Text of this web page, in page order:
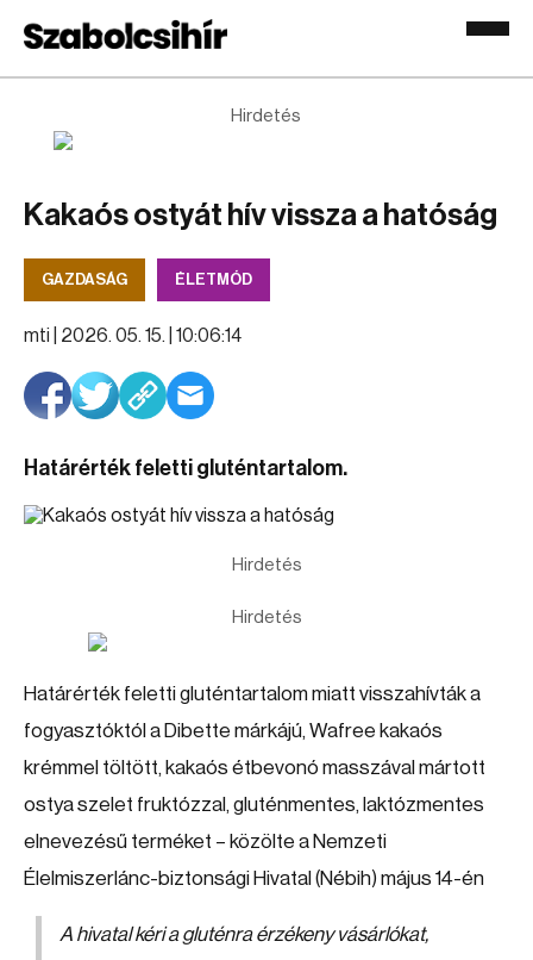
Hirdetés
Kakaós ostyát hív vissza a hatóság
GAZDASÁG ÉLETMÓD
mti | 2026. 05. 15. | 10:06:14
Határérték feletti gluténtartalom.
Hirdetés
Hirdetés
Határérték feletti gluténtartalom miatt visszahívták a
fogyasztóktól a Dibette márkájú, Wafree kakaós
krémmel töltött, kakaós étbevonó masszával mártott
ostya szelet fruktózzal, gluténmentes, laktózmentes
elnevezésű terméket – közölte a Nemzeti
Élelmiszerlánc-biztonsági Hivatal (Nébih) május 14-én
A hivatal kéri a gluténra érzékeny vásárlókat,